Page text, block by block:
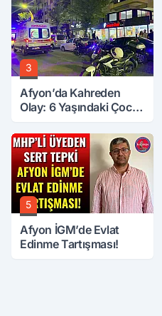
3
Afyon’da Kahreden
Olay: 6 Yaşındaki Çocuk
5
Afyon İGM’de Evlat
Edinme Tartışması!